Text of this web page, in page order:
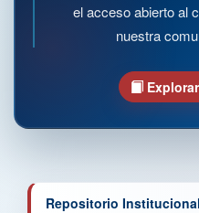
el acceso abierto al
nuestra
Repositorio